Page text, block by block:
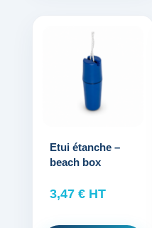
Etui étanche –
beach box
3,47 € HT